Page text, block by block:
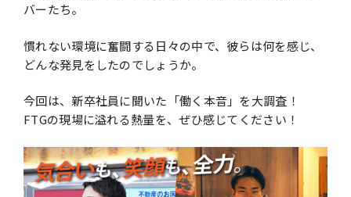
プライバシーポリシー
情報セキュリティー方針
〒153-0061
東京都目黒区中目黒3-6-1
千陽アポロンビル4F
Google Mapsで見る
バーたち。
慣れない環境に奮闘する日々の中で、彼らは何を感じ、
どんな発見をしたのでしょうか。
今回は、新卒社員に聞いた「働く本音」を大調査！
FTGの現場に溢れる熱量を、ぜひ感じてください！